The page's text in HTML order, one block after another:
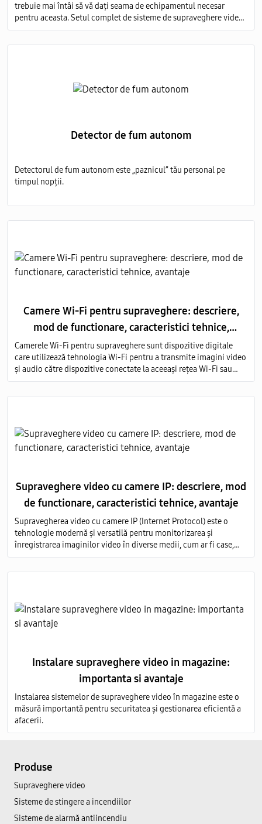
trebuie mai întâi să vă dați seama de echipamentul necesar
pentru aceasta. Setul complet de sisteme de supraveghere video
include mai multe elemente obligatorii:
Detector de fum autonom
Detectorul de fum autonom este „paznicul” tău personal pe
timpul nopții.
Camere Wi-Fi pentru supraveghere: descriere,
mod de functionare, caracteristici tehnice,
avantaje
Camerele Wi-Fi pentru supraveghere sunt dispozitive digitale
care utilizează tehnologia Wi-Fi pentru a transmite imagini video
și audio către dispozitive conectate la aceeași rețea Wi-Fi sau
prin intermediul internetului.
Supraveghere video cu camere IP: descriere, mod
de functionare, caracteristici tehnice, avantaje
Supravegherea video cu camere IP (Internet Protocol) este o
tehnologie modernă și versatilă pentru monitorizarea și
înregistrarea imaginilor video în diverse medii, cum ar fi case,
birouri, clădiri comerciale, instituții publice și industriale.
Instalare supraveghere video in magazine:
importanta si avantaje
Instalarea sistemelor de supraveghere video în magazine este o
măsură importantă pentru securitatea și gestionarea eficientă a
afacerii.
Produse
Supraveghere video
Sisteme de stingere a incendiilor
Sisteme de alarmă antiincendiu